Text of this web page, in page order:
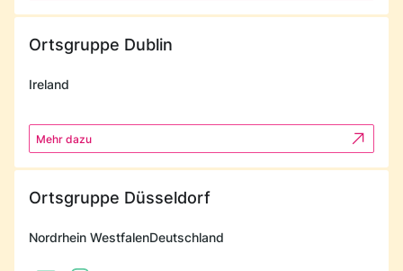
Ortsgruppe Dublin
Ireland
Mehr dazu
Ortsgruppe Düsseldorf
Nordrhein WestfalenDeutschland